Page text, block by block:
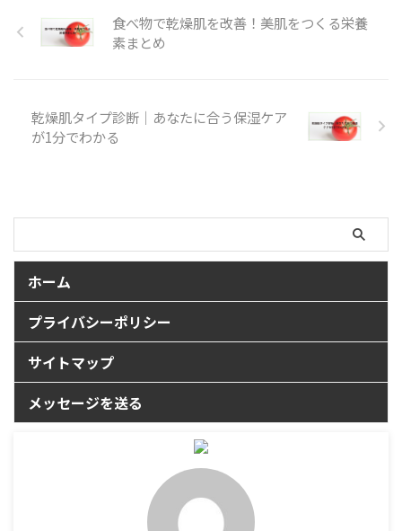
食べ物で乾燥肌を改善！美肌をつくる栄養
素まとめ
乾燥肌タイプ診断｜あなたに合う保湿ケア
が1分でわかる
ホーム
プライバシーポリシー
サイトマップ
メッセージを送る